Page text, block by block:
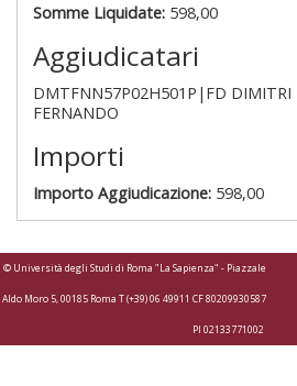
Somme Liquidate: 598,00
Aggiudicatari
DMTFNN57P02H501P|FD DIMITRI
FERNANDO
Importi
Importo Aggiudicazione: 598,00
© Università degli Studi di Roma "La Sapienza" - Piazzale
Aldo Moro 5, 00185 Roma T (+39) 06 49911 CF 80209930587
PI 02133771002